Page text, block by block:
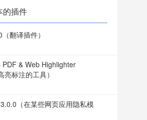
的插件
翻译插件）
& Web Highlighter
标注的工具）
（在某些网页应用隐私模